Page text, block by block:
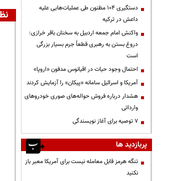
دستگیری ۱۰۴ مظنون طی عملیات‌هایی علیه
داعش در ترکیه
واکنش امام جمعه اردبیل به سخنان باقر خرازی:
دروغ بستن به رهبری قطعاً جرم بسیار بزرگی
است
احتمال وجود حیات در اقیانوس مدفون «اروپا»
آمریکا و اسرائیل سامانه «پیکان» را آزمایش کردند
هشدار درباره فروش حواله‌های صوری خودروهای
وارداتی
۷ توصیه برای آغاز نویسندگی
پربازدید ها
تنگه هرمز قابل معامله نیست برای آمریکا معبر باز
نکنید